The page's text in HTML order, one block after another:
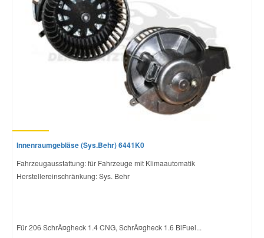
Innenraumgebläse (Sys.Behr) 6441K0
Fahrzeugausstattung: für Fahrzeuge mit Klimaautomatik
Herstellereinschränkung: Sys. Behr
Für 206 SchrÃ¤gheck 1.4 CNG, SchrÃ¤gheck 1.6 BiFuel...